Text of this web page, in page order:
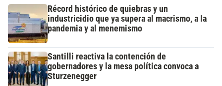
Récord histórico de quiebras y un
industricidio que ya supera al macrismo, a la
pandemia y al menemismo
Santilli reactiva la contención de
gobernadores y la mesa política convoca a
Sturzenegger